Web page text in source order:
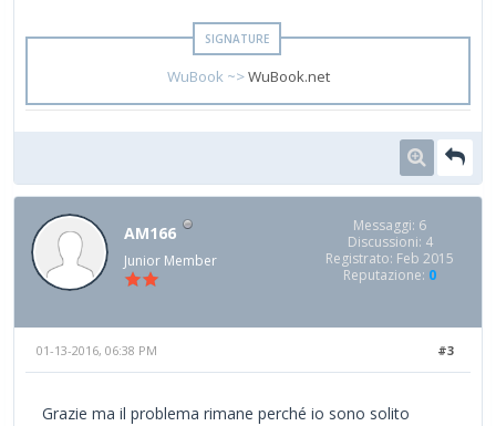
WuBook ~>WuBook.net
AM166
Junior Member
Messaggi: 6
Discussioni: 4
Registrato: Feb 2015
Reputazione: 0
#3
01-13-2016, 06:38 PM
Grazie ma il problema rimane perché io sono solito